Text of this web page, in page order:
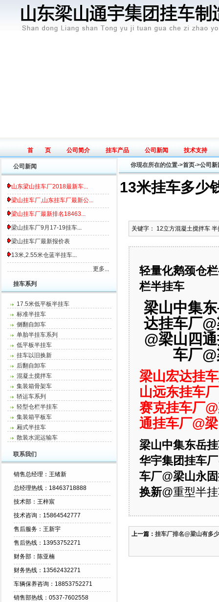
首 页 公司简介 挂车产品 公司新闻 技术支持
你现在所在的位置->首页->公司新
13米挂车多少
关键字： 12立方混凝土搅拌车
轻量化鹅颈仓
栏半挂车
梁山中集
达挂车厂
@梁山四
车厂@
梁山宏达挂
山远东挂车
赛克挂车厂@
通挂车厂@
梁山中集东岳
华宇集团挂车厂
车厂@梁山永
换新@重型半
上一篇： 挂车厂排名@梁山有多
公司新闻
山东梁山挂车厂2018最新车...
梁山挂车厂,山东挂车厂最新公...
梁山挂车厂最新排名18463...
梁山挂车厂9月17-19挂车...
梁山挂车厂最新报价表
13米,2.55米仓蓝半挂车...
更多...
挂车系列
17.5米低平板半挂车
标准半挂车
侧翻自卸车
单胎半挂车系列
低平板半挂车
挂车以旧换新
后翻自卸车
混凝土搅拌车
集装箱骨架车
轿运车系列
轻型仓栏半挂车
集装箱平板车
厢式半挂车
散装水泥运输车
联系我们
销售总经理：王绪新
总经理热线：18463718888
技术部：王梓宸
技术咨询：15864542777
售后服务：王新宇
售后热线：13953752271
财务部：陈亚楠
财务热线：13562432271
车辆保养咨询：18853752271
销售部热线：0537-7602558